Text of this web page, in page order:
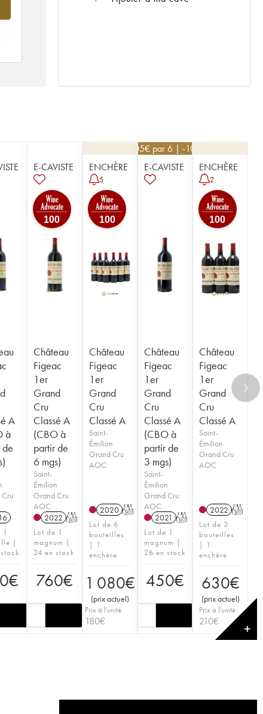
A
à
1
|
€
E-CAVISTE
100
Château
Figeac
1er
Grand
Cru
Classé A
(CBO à
partir de
6 mgs)
Saint-
Émilion
Grand Cru
AOC
2022 T
Lot de 1
magnum |
24 en stock
760€
ENCHÈRE
5
100
Château
Figeac
1er
Grand
Cru
Classé A
Saint-
Émilion
Grand Cru
AOC
2020 T
Lot de 6
bouteilles
| 1
enchère
1 080€
(prix actuel)
Prix à l'unité
180€
405€ par 6 | -10%
E-CAVISTE
Château
Figeac
1er
Grand
Cru
Classé A
(CBO à
partir de
3 mgs)
Saint-
Émilion
Grand Cru
AOC
2021 T
Lot de 1
magnum |
26 en stock
450€
ENCHÈRE
2
100
Château
Figeac
1er
Grand
Cru
Classé A
Saint-
Émilion
Grand Cru
AOC
2022 T
Lot de 3
bouteilles
| 1
enchère
630€
(prix actuel)
Prix à l'unité
210€
✕